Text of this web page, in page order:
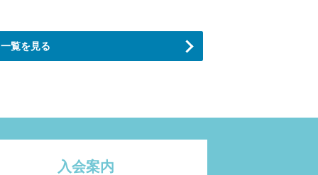
一覧を見る
入会案内